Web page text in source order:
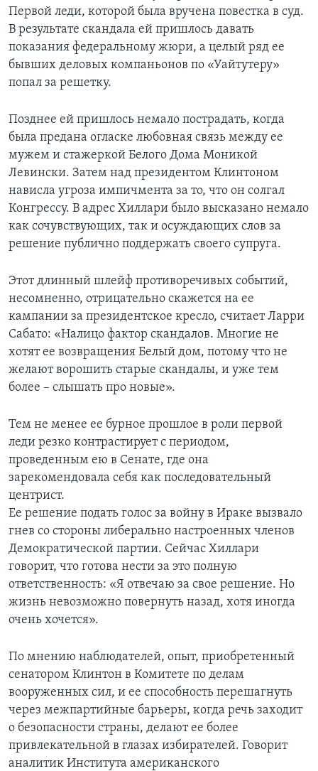
Первой леди, которой была вручена повестка в суд.
В результате скандала ей пришлось давать
показания федеральному жюри, а целый ряд ее
бывших деловых компаньонов по «Уайтутеру»
попал за решетку.
Позднее ей пришлось немало пострадать, когда
была предана огласке любовная связь между ее
мужем и стажеркой Белого Дома Моникой
Левински. Затем над президентом Клинтоном
нависла угроза импичмента за то, что он солгал
Конгрессу. В адрес Хиллари было высказано немало
как сочувствующих, так и осуждающих слов за
решение публично поддержать своего супруга.
Этот длинный шлейф противоречивых событий,
несомненно, отрицательно скажется на ее
кампании за президентское кресло, считает Ларри
Сабато: «Налицо фактор скандалов. Многие не
хотят ее возвращения Белый дом, потому что не
желают ворошить старые скандалы, и уже тем
более – слышать про новые».
Тем не менее ее бурное прошлое в роли первой
леди резко контрастирует с периодом,
проведенным ею в Сенате, где она
зарекомендовала себя как последовательный
центрист.
Ее решение подать голос за войну в Ираке вызвало
гнев со стороны либерально настроенных членов
Демократической партии. Сейчас Хиллари
говорит, что готова нести за это полную
ответственность: «Я отвечаю за свое решение. Но
жизнь невозможно повернуть назад, хотя иногда
очень хочется».
По мнению наблюдателей, опыт, приобретенный
сенатором Клинтон в Комитете по делам
вооруженных сил, и ее способность перешагнуть
через межпартийные барьеры, когда речь заходит
о безопасности страны, делают ее более
привлекательной в глазах избирателей. Говорит
аналитик Института американского